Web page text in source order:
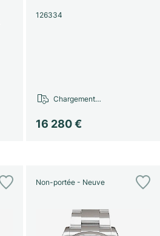
126334
16 280 €
Chargement…
Non-portée - Neuve